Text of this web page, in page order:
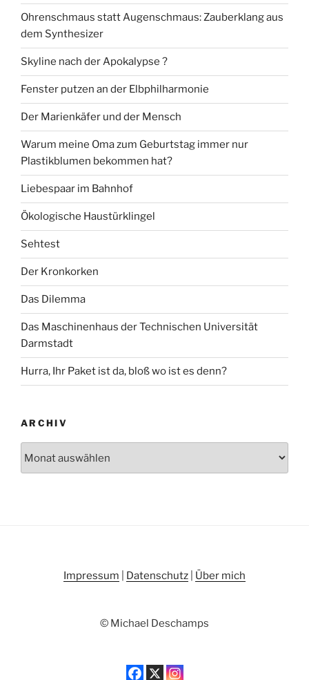
Ohrenschmaus statt Augenschmaus: Zauberklang aus
dem Synthesizer
Skyline nach der Apokalypse ?
Fenster putzen an der Elbphilharmonie
Der Marienkäfer und der Mensch
Warum meine Oma zum Geburtstag immer nur
Plastikblumen bekommen hat?
Liebespaar im Bahnhof
Ökologische Haustürklingel
Sehtest
Der Kronkorken
Das Dilemma
Das Maschinenhaus der Technischen Universität
Darmstadt
Hurra, Ihr Paket ist da, bloß wo ist es denn?
ARCHIV
Impressum Datenschutz Über mich
© Michael Deschamps